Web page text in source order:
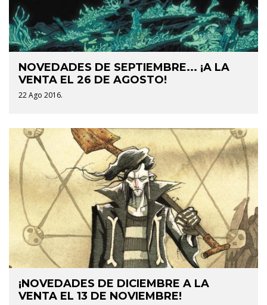
NOVEDADES DE SEPTIEMBRE... ¡A LA
VENTA EL 26 DE AGOSTO!
22 Ago 2016.
¡NOVEDADES DE DICIEMBRE A LA
VENTA EL 13 DE NOVIEMBRE!